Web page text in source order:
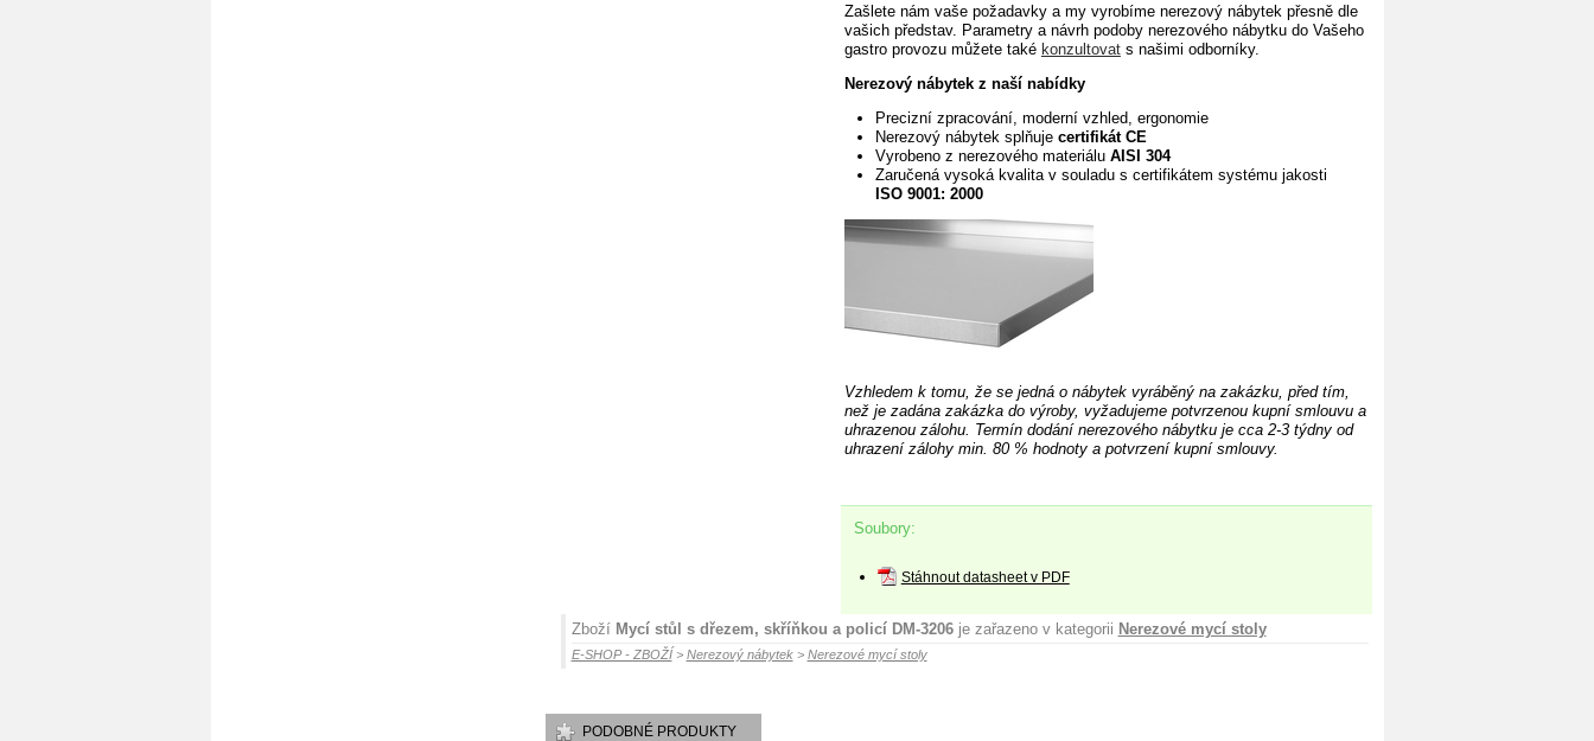
Zašletenám vaše požadavky a my vyrobíme nerezový nábytek přesně dle
vašichpředstav. Parametry a návrh podoby nerezového nábytku do Vašeho
gastro provozu můžete také konzultovats našimi odborníky.
Nerezový nábytek z naší nabídky
Precizní zpracování, modernívzhled, ergonomie
Nerezový nábytek splňuje certifikát CE
Vyrobeno z nerezového materiálu AISI 304
Zaručenávysoká kvalita v souladu s certifikátem systému jakosti
ISO 9001: 2000
Vzhledem k tomu, že se jedná o nábytek vyráběný na zakázku, před tím,
než je zadána zakázka do výroby, vyžadujeme potvrzenou kupní smlouvu a
uhrazenouzálohu. Termín dodání nerezového nábytku je cca 2-3 týdny od
uhrazení zálohy min. 80 % hodnoty a potvrzení kupní smlouvy.
Soubory:
Stáhnout datasheet v PDF
Zboží Mycí stůl s dřezem, skříňkou a policí DM-3206je zařazeno v kategorii Nerezové mycí stoly
E-SHOP - ZBOŽÍ> Nerezový nábytek> Nerezové mycí stoly
PODOBNÉ PRODUKTY